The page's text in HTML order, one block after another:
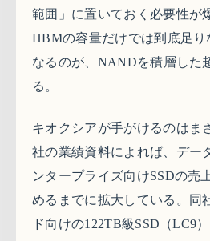
範囲」に置いておく必要性が
HBMの容量だけでは到底足り
なるのが、NANDを積層した
る。
キオクシアが手がけるのはま
社の業績資料によれば、デー
ンタープライズ向けSSDの売
めるまでに拡大している。同
ド向けの122TB級SSD（LC9